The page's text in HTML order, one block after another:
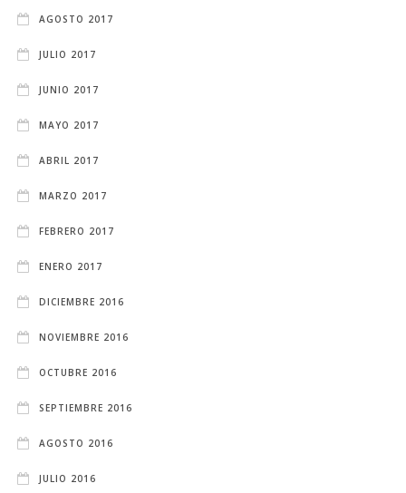
AGOSTO 2017
JULIO 2017
JUNIO 2017
MAYO 2017
ABRIL 2017
MARZO 2017
FEBRERO 2017
ENERO 2017
DICIEMBRE 2016
NOVIEMBRE 2016
OCTUBRE 2016
SEPTIEMBRE 2016
AGOSTO 2016
JULIO 2016